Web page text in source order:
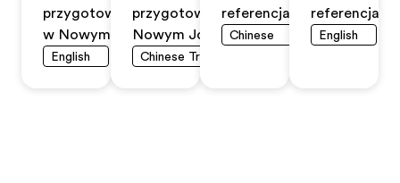
przygotowawczy
w Nowym Jorku
English
przygotowawczy w
Nowym Jorku
Chinese Traditional
referencjami
Chinese
referencjami
English